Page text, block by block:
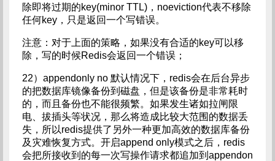
除即将过期的key(minor TTL)，noeviction代表不移除
任何key，只是返回一个写错误。
注意：对于上面的策略，如果没有合适的key可以移
除，写的时候Redis会返回一个错误；
22）appendonly no 默认情况下，redis会在后台异步
的把数据库镜像备份到磁盘，但是该备份是非常耗时
的，而且备份也不能很频繁。如果发生诸如拉闸限
电、拔插头等状况，那么将造成比较大范围的数据丢
失，所以redis提供了另外一种更加高效的数据库备份
及灾难恢复方式。开启append only模式之后，redis
会把所接收到的每一次写操作请求都追加到appendon